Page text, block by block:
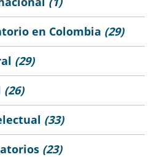
en Colombia (29)
(29)
(26)
(33)
(23)